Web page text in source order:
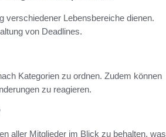
verschiedener Lebensbereiche dienen.
von Deadlines.
Kategorien zu ordnen. Zudem können
zu reagieren.
aller Mitglieder im Blick zu behalten, was